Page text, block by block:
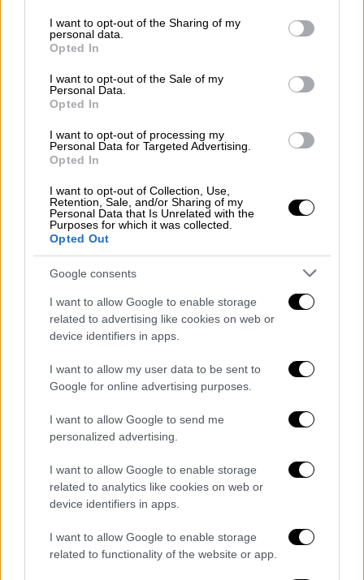
not limited to your visit or usage behaviour. You may click to
grant or deny consent to Google and its third-party tags to
use your data for below specified purposes in below Google
consent section.
I want to opt-out of the Sharing of my
personal data.
Opted In
I want to opt-out of the Sale of my
Personal Data.
Opted In
I want to opt-out of processing my
Personal Data for Targeted Advertising.
Opted In
I want to opt-out of Collection, Use,
Retention, Sale, and/or Sharing of my
Personal Data that Is Unrelated with the
Purposes for which it was collected.
Opted Out
Google consents
I want to allow Google to enable storage
related to advertising like cookies on web or
device identifiers in apps.
I want to allow my user data to be sent to
Google for online advertising purposes.
I want to allow Google to send me
personalized advertising.
I want to allow Google to enable storage
related to analytics like cookies on web or
device identifiers in apps.
I want to allow Google to enable storage
related to functionality of the website or app.
προβλήματα στην άμυνα του Παναθηναϊκού.
Η εικόνα του αγώνα άλλαξε από την στιγμή
που οι «πράσινοι» αποφάσισαν να ανεβάσουν
το επίπεδο της έντασης στην άμυνα, να
πιέσουν και να δώσουν γρηγορότερο ρυθμό
στο παιχνίδι. Παρά τα πολλά του λάθη (είχε
συνολικά 19) ο Παναθηναϊκός στο τρίτο
μια ακόμη νίκη.
Πολύ καλή εμφάνιση για τους νικητές
πραγματοποίησαν οι Ράις(14π. με 5 ασίστ)
και Τόμας (16π. με 4 ριμπάουντ).
Πριν από την έναρξη του αγώναο Ρικ Πιτίνο
ρωτήθηκε ξανά για το θέμα των …ημερών
Βασίλη Σπανούλη στην Εθνική ομάδα με τον
έμπειρο αμερικανό κόουτς να δηλώνει στην
CosmoteSports τα εξής: «Κοιτάξτε, θα είναι
πολύ δύσκολο να προκριθούμε στους
είναι στα πλέι οφ. Θέλουμε εμπειρία και
ταλέντο. Δεν υπάρχει πιο ταλαντούχος και
του και την ικανότητά του. Πάντα είναι σε
εξαιρετική κατάσταση. Είναι ένα "basketball